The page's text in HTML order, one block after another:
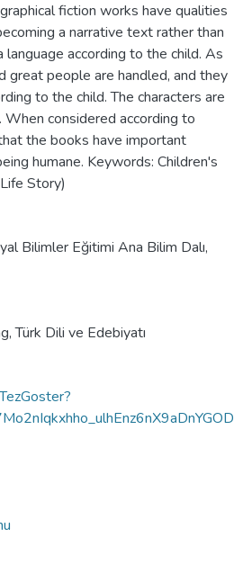
fiction works have qualities
a narrative text rather than
according to the child. As
people are handled, and they
to the child. The characters are
considered according to
the books have important
humane. Keywords: Children's
Story)
Bilimler Eğitimi Ana Bilim Dalı,
,Türk Dili ve Edebiyatı